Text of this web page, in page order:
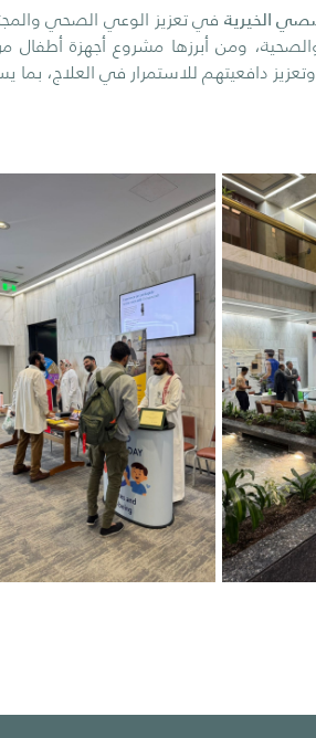
الخيريةفي تعزيز الوعي الصحي
والصحية، ومن أبرزها مشروع أجهزة
دافعيتهم للاستمرار في العلاج،